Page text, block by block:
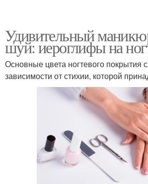
Удивительный
шуй: иероглифы на
Основные цвета ногтевого покрытия
зависимости от стихии, которой